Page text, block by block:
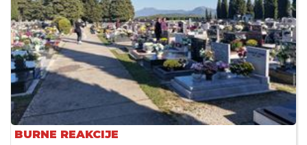
BURNE REAKCIJE